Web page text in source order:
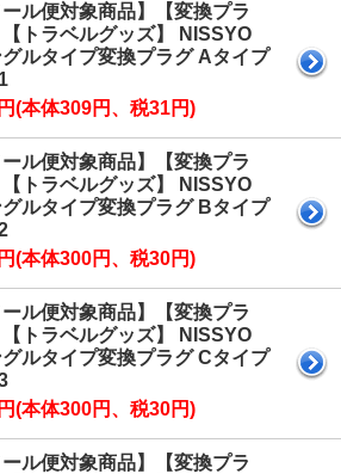
ール便対象商品】【変換プラ
トラベルグッズ】 NISSYO
ルタイプ変換プラグ Aタイプ
(本体309円、税31円)
ール便対象商品】【変換プラ
トラベルグッズ】 NISSYO
ルタイプ変換プラグ Bタイプ
(本体300円、税30円)
ール便対象商品】【変換プラ
トラベルグッズ】 NISSYO
ルタイプ変換プラグ Cタイプ
(本体300円、税30円)
ール便対象商品】【変換プラ